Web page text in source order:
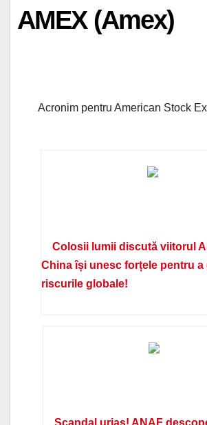
AMEX (Amex)
Acronim pentru American Stock
Colosii lumii discută viitorul
China își unesc forțele pentru a
riscurile globale!
Scandal uriaș! ANAF